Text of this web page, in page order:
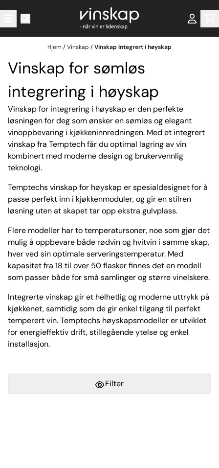
Hopp til innhold
Hjem /Vinskap /Vinskap integrert i høyskap
Vinskap for sømløs
integrering i høyskap
Vinskap for integrering i høyskap er den perfekte
løsningen for deg som ønsker en sømløs og elegant
vinoppbevaring i kjøkkeninnredningen. Med et integrert
vinskap fra Temptech får du optimal lagring av vin
kombinert med moderne design og brukervennlig
teknologi.
Temptechs vinskap for høyskap er spesialdesignet for å
passe perfekt inn i kjøkkenmoduler, og gir en stilren
løsning uten at skapet tar opp ekstra gulvplass.
Flere modeller har to temperatursoner, noe som gjør det
mulig å oppbevare både rødvin og hvitvin i samme skap,
hver ved sin optimale serveringstemperatur. Med
kapasitet fra 18 til over 50 flasker finnes det en modell
som passer både for små samlinger og større vinelskere.
Integrerte vinskap gir et helhetlig og moderne uttrykk på
kjøkkenet, samtidig som de gir enkel tilgang til perfekt
temperert vin. Temptechs høyskapsmodeller er utviklet
for energieffektiv drift, stillegående ytelse og enkel
installasjon.
Filter